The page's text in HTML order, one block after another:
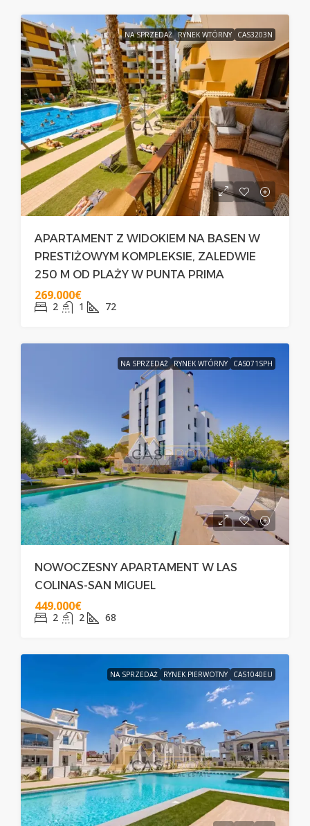
NA SPRZEDAŻ RYNEK WTÓRNY CAS3203N
APARTAMENT Z WIDOKIEM NA BASEN W
PRESTIŻOWYM KOMPLEKSIE, ZALEDWIE
250 M OD PLAŻY W PUNTA PRIMA
269.000€
2 1 72
NA SPRZEDAŻ RYNEK WTÓRNY CAS071SPH
NOWOCZESNY APARTAMENT W LAS
COLINAS-SAN MIGUEL
449.000€
2 2 68
NA SPRZEDAŻ RYNEK PIERWOTNY CAS1040EU